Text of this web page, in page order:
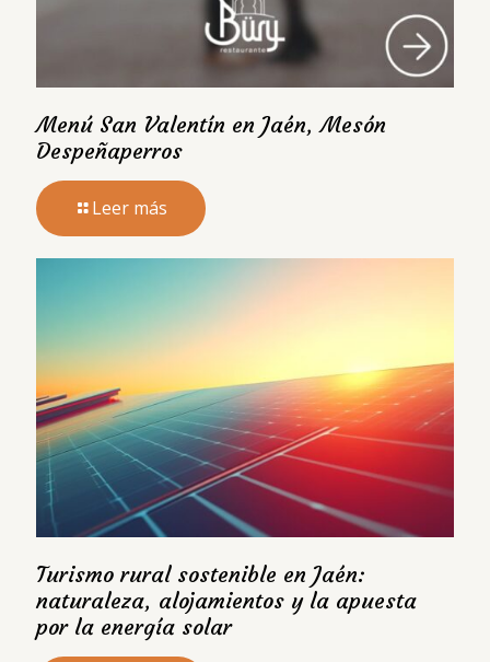
Menú San Valentín en Jaén, Mesón
Despeñaperros
Leer más
Turismo rural sostenible en Jaén:
naturaleza, alojamientos y la apuesta
por la energía solar